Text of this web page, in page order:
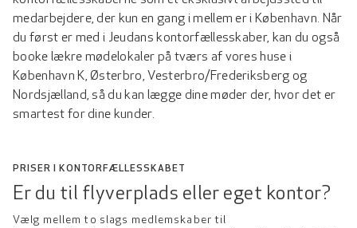
medarbejdere, der kun en gang i mellem er i København. Når
du først er med i Jeudans kontorfællesskaber, kan du også
booke lækre mødelokaler på tværs af vores huse i
København K, Østerbro, Vesterbro/Frederiksberg og
Nordsjælland, så du kan lægge dine møder der, hvor det er
smartest for dine kunder.
PRISER I KONTORFÆLLESSKABET
Er du til flyverplads eller eget kontor?
Vælg mellem to slags medlemskaber til